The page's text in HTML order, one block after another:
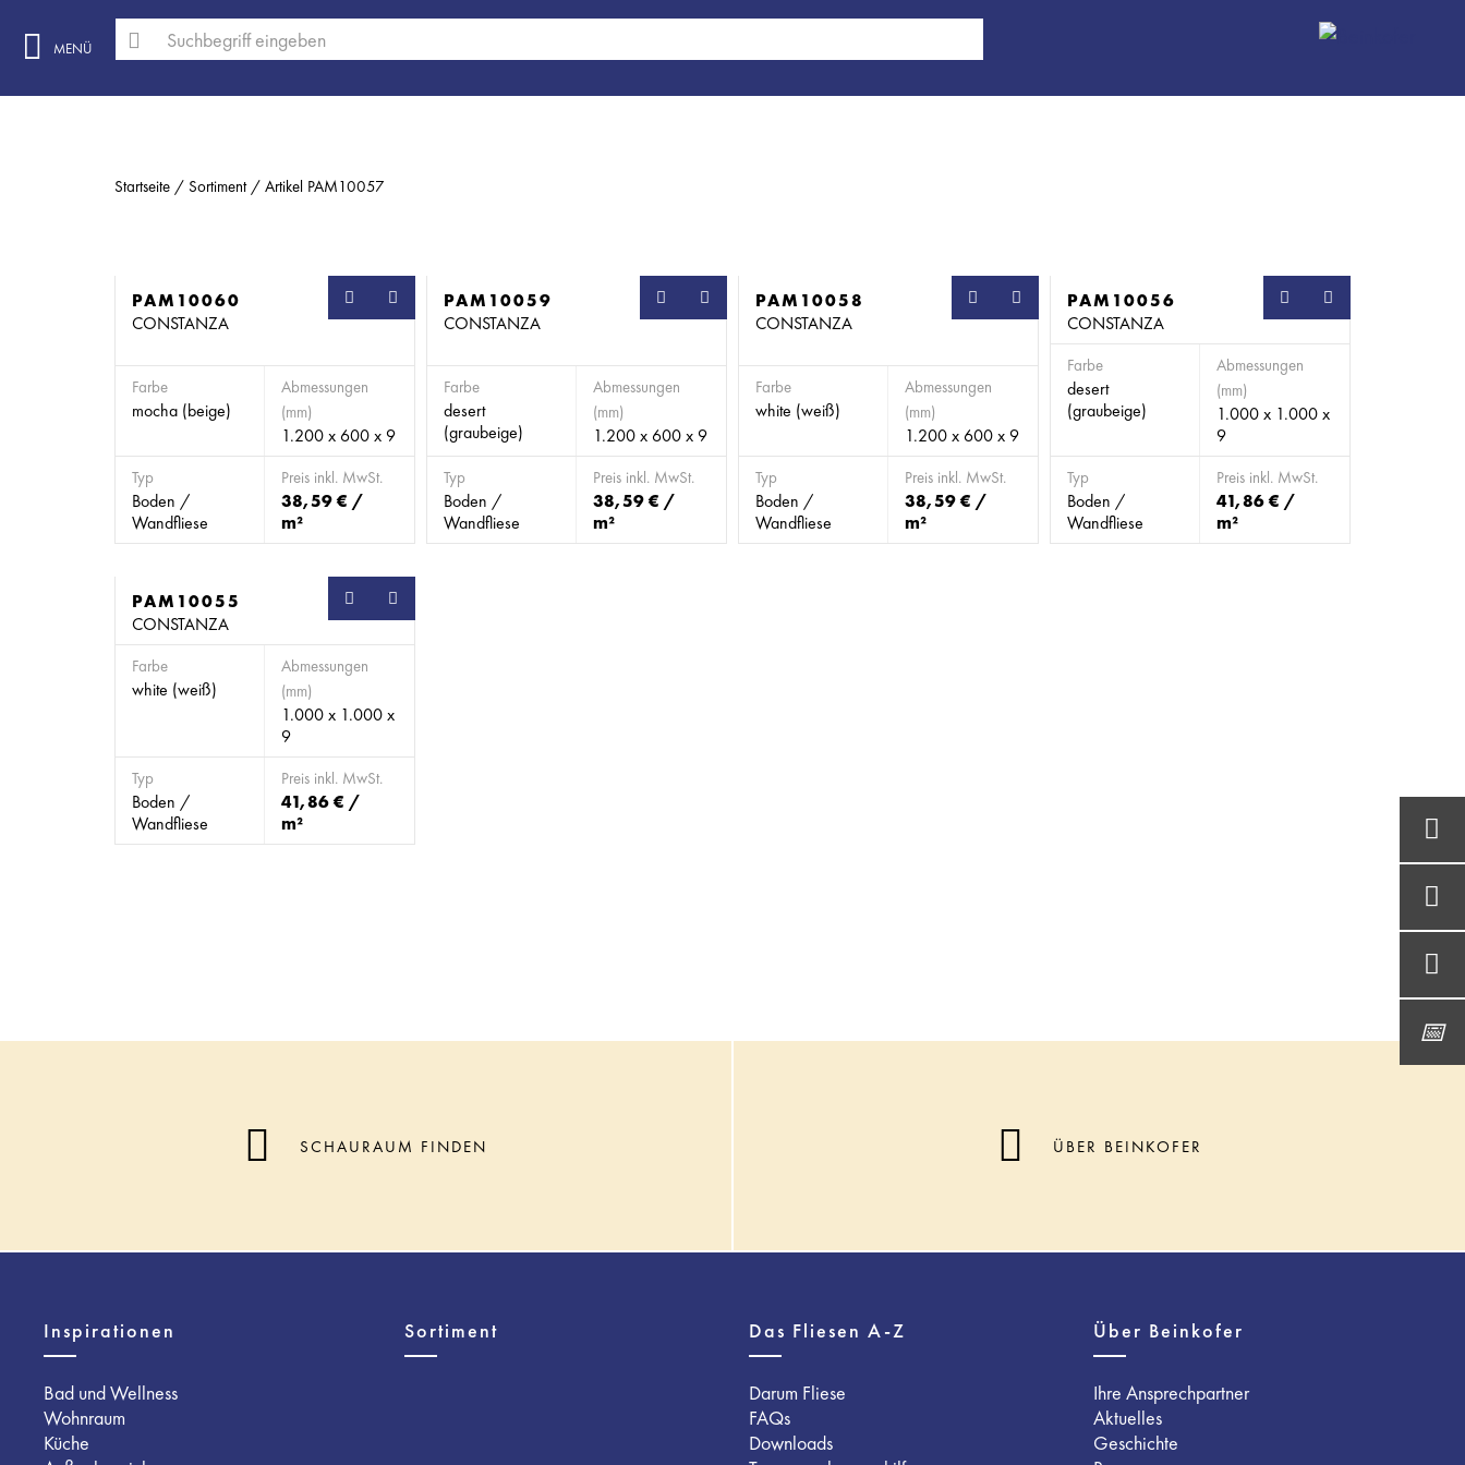
MENÜ
Startseite Sortiment Artikel PAM10057
PAM10060
CONSTANZA
Farbe
mocha (beige)
Abmessungen
(mm)
1.200 x 600 x 9
Typ
Boden /
Wandfliese
Preis inkl. MwSt.
38,59 € /
m²
PAM10059
CONSTANZA
Farbe
desert
(graubeige)
Abmessungen
(mm)
1.200 x 600 x 9
Typ
Boden /
Wandfliese
Preis inkl. MwSt.
38,59 € /
m²
PAM10058
CONSTANZA
Farbe
white (weiß)
Abmessungen
(mm)
1.200 x 600 x 9
Typ
Boden /
Wandfliese
Preis inkl. MwSt.
38,59 € /
m²
PAM10056
CONSTANZA
Farbe
desert
(graubeige)
Abmessungen
(mm)
1.000 x 1.000 x
9
Typ
Boden /
Wandfliese
Preis inkl. MwSt.
41,86 € /
m²
PAM10055
CONSTANZA
Farbe
white (weiß)
Abmessungen
(mm)
1.000 x 1.000 x
9
Typ
Boden /
Wandfliese
Preis inkl. MwSt.
41,86 € /
m²
SCHAURAUM FINDEN ÜBER BEINKOFER
Inspirationen
Bad und Wellness
Wohnraum
Küche
Sortiment Das Fliesen A-Z
Darum Fliese
FAQs
Downloads
Über Beinkofer
Ihre Ansprechpartner
Aktuelles
Geschichte